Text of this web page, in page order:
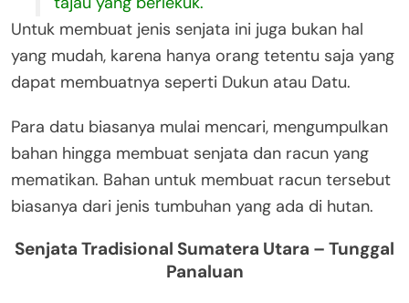
Untuk membuat jenis senjata ini juga bukan hal
yang mudah, karena hanya orang tetentu saja yang
dapat membuatnya seperti Dukun atau Datu.
Para datu biasanya mulai mencari, mengumpulkan
bahan hingga membuat senjata dan racun yang
mematikan. Bahan untuk membuat racun tersebut
biasanya dari jenis tumbuhan yang ada di hutan.
Senjata Tradisional Sumatera Utara – Tunggal
Panaluan